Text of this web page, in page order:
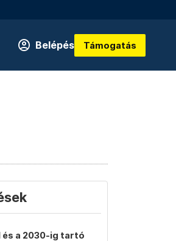
Belépés Támogatás
és a 2030-ig tartó